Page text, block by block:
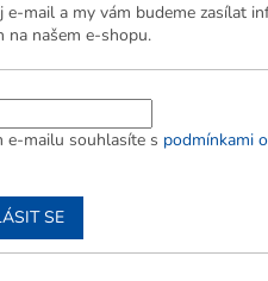
e-mail a my vám budeme zasílat
na našem e-shopu.
e-mailu souhlasíte s podmínkami
SE